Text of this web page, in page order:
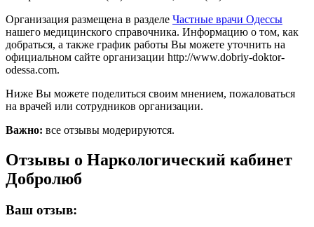
Организация размещена в разделе Частные врачи Одессы
нашего медицинского справочника. Информацию о том, как
добраться, а также график работы Вы можете уточнить на
официальном сайте организации http://www.dobriy-doktor-
odessa.com.
Ниже Вы можете поделиться своим мнением, пожаловаться
на врачей или сотрудников организации.
Важно: все отзывы модерируются.
Отзывы о Наркологический кабинет
Добролюб
Ваш отзыв: